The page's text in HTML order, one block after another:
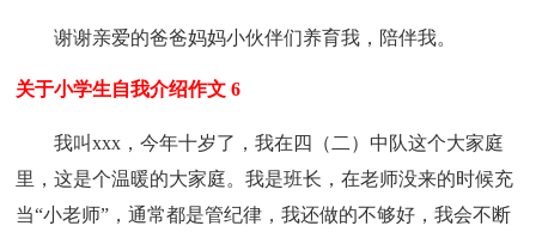
谢谢亲爱的爸爸妈妈小伙伴们养育我，陪伴我。
关于小学生自我介绍作文 6
我叫xxx，今年十岁了，我在四（二）中队这个大家庭
里，这是个温暖的大家庭。我是班长，在老师没来的时候充
当“小老师”，通常都是管纪律，我还做的不够好，我会不断